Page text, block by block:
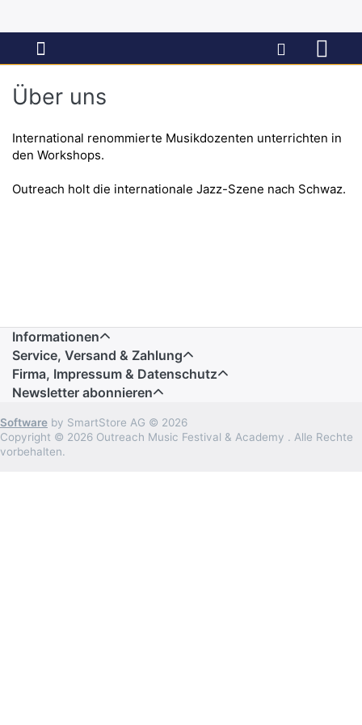
Über uns
International renommierte Musikdozenten unterrichten in
den Workshops.
Outreach holt die internationale Jazz-Szene nach Schwaz.
Informationen
Service, Versand & Zahlung
Firma, Impressum & Datenschutz
Newsletter abonnieren
Software by SmartStore AG © 2026
Copyright © 2026 Outreach Music Festival & Academy . Alle Rechte
vorbehalten.